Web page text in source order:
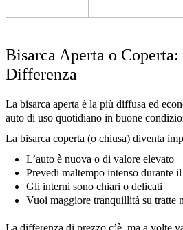
Bisarca Aperta o Coperta:
Differenza
La bisarca aperta è la più diffusa ed
auto di uso quotidiano in buone
La bisarca coperta (o chiusa) diventa
L’auto è nuova o di valore elevato
Prevedi maltempo intenso durante
Gli interni sono chiari o delicati
Vuoi maggiore tranquillità su tratte
La differenza di prezzo c’è, ma a volte